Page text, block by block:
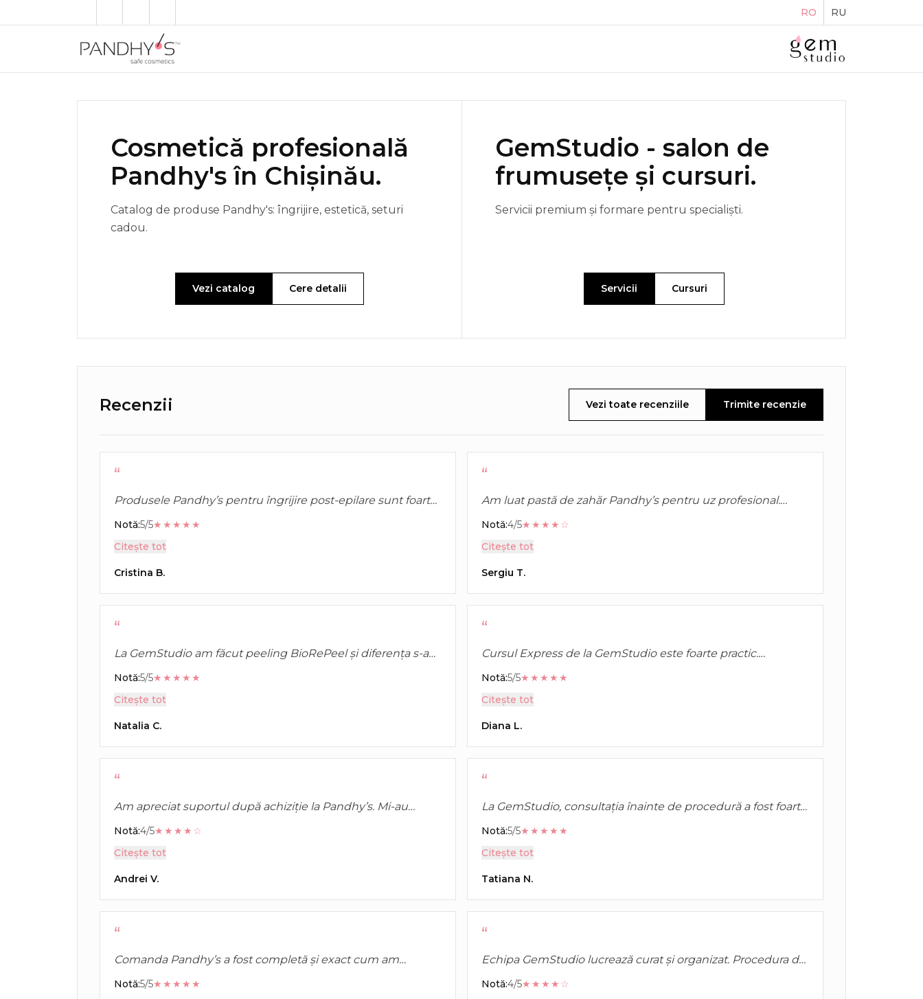
RO RU
Cosmetică profesională
Pandhy's în Chișinău.
Catalog de produse Pandhy's: îngrijire, estetică, seturi
cadou.
Vezi catalog Cere detalii
GemStudio - salon de
frumusețe și cursuri.
Servicii premium și formare pentru specialiști.
Servicii Cursuri
Recenzii Vezi toate recenziile Trimite recenzie
“
Produsele Pandhy’s pentru îngrijire post-epilare sunt foarte
blânde cu pielea. Nu am avut iritații după procedură.
Notă:5/5★★★★★
Citește tot
Cristina B.
“
Am luat pastă de zahăr Pandhy’s pentru uz profesional.
Consistența este stabilă și se lucrează mult mai ușor decât
Notă:4/5★★★★☆
Citește tot
Sergiu T.
“
La GemStudio am făcut peeling BioRePeel și diferența s-a
văzut din prima săptămână: piele mai netedă și ton mai
Notă:5/5★★★★★
Citește tot
Natalia C.
“
Cursul Express de la GemStudio este foarte practic.
Explicații clare, exemple reale și feedback util pe fiecare
Notă:5/5★★★★★
Citește tot
Diana L.
“
Am apreciat suportul după achiziție la Pandhy’s. Mi-au
răspuns rapid la întrebări și m-au ajutat să aleg produsele
Notă:4/5★★★★☆
Citește tot
Andrei V.
“
La GemStudio, consultația înainte de procedură a fost foarte
utilă. Am primit recomandări personalizate, nu soluții
Notă:5/5★★★★★
Citește tot
Tatiana N.
“
Comanda Pandhy’s a fost completă și exact cum am
discutat. Produsele pentru față au texturi foarte plăcute și
Notă:5/5★★★★★
“
Echipa GemStudio lucrează curat și organizat. Procedura de
epilare a fost mai confortabilă decât mă așteptam.
Notă:4/5★★★★☆